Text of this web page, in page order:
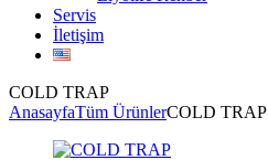
Servis
İletişim
COLD TRAP
AnasayfaTüm ÜrünlerCOLD TRAP